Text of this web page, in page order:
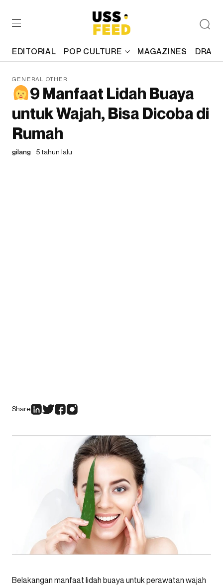
EDITORIAL POP CULTURE MAGAZINES
GENERAL OTHER
9 Manfaat Lidah Buaya
untuk Wajah, Bisa Dicoba di
Rumah
gilang 5 tahun lalu
Share
Belakangan manfaat lidah buaya untuk perawatan wajah